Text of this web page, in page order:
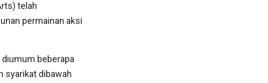
telah
permainan aksi
beberapa
syarikat dibawah